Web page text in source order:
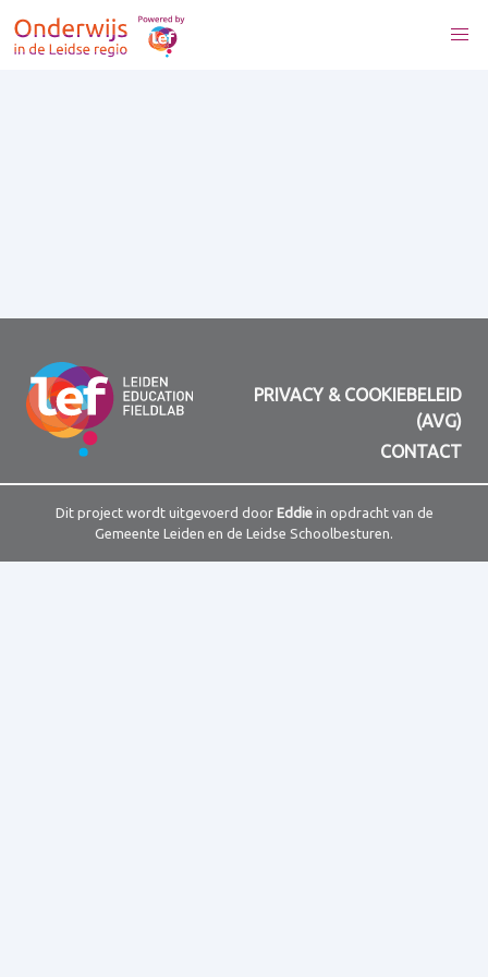
PRIVACY & COOKIEBELEID
(AVG)
CONTACT
Dit project wordt uitgevoerd door Eddiein opdracht van de
Gemeente Leiden en de Leidse Schoolbesturen.